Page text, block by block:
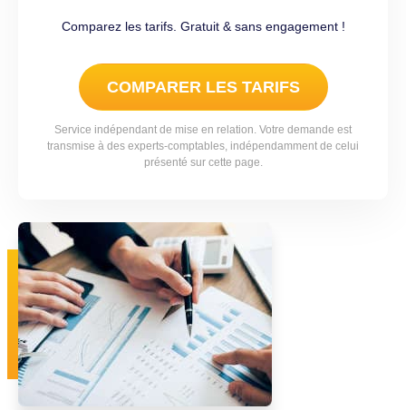
Comparez les tarifs. Gratuit & sans engagement !
COMPARER LES TARIFS
Service indépendant de mise en relation. Votre demande est
transmise à des experts-comptables, indépendamment de celui
présenté sur cette page.